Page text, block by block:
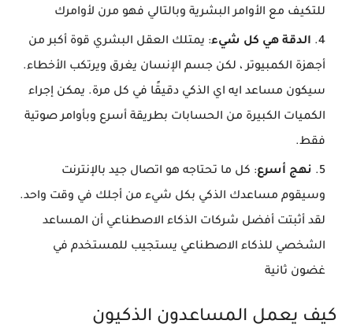
للتكيف مع الأوامر البشرية وبالتالي فهو مرن لأوامرك
الدقة هي كل شيء: يمتلك العقل البشري قوة أكبر من
أجهزة الكمبيوتر ، لكن جسم الإنسان يغرق ويرتكب الأخطاء.
سيكون مساعد ايه اي الذكي دقيقًا في كل مرة. يمكن إجراء
الكميات الكبيرة من الحسابات بطريقة أسرع وبأوامر صوتية
فقط.
نهج أسرع: كل ما تحتاجه هو اتصال جيد بالإنترنت
وسيقوم مساعدك الذكي بكل شيء من أجلك في وقت واحد.
لقد أثبتت أفضل شركات الذكاء الاصطناعي أن المساعد
الشخصي للذكاء الاصطناعي يستجيب للمستخدم في
غضون ثانية
كيف يعمل المساعدون الذكيون